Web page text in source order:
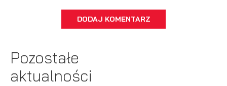
DODAJ KOMENTARZ
Pozostałe
aktualności